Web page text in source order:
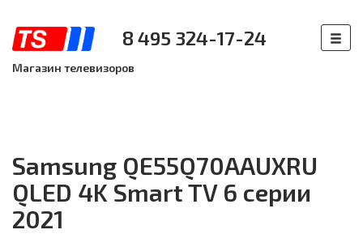
8 495 324-17-24
Магазин телевизоров
Samsung QE55Q70AAUXRU
QLED 4K Smart TV 6 серии
2021